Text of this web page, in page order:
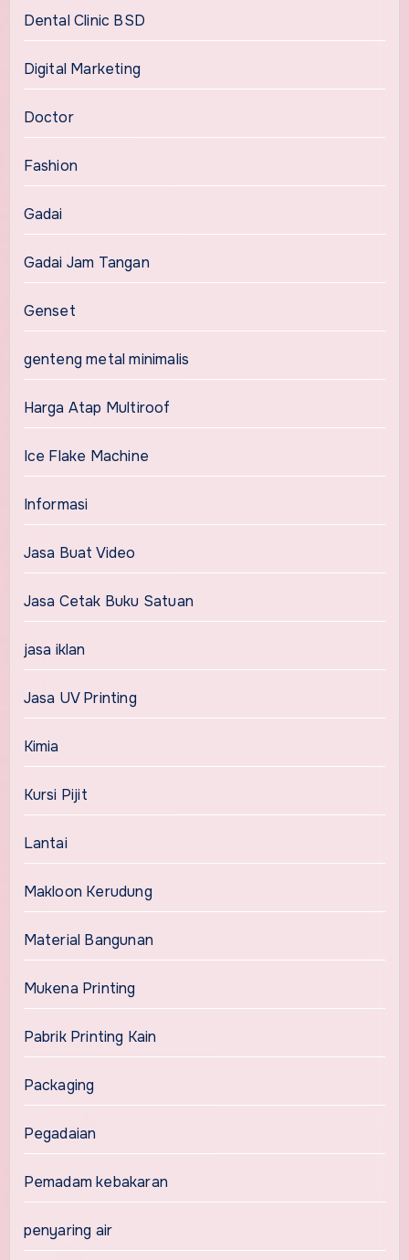
Dental Clinic BSD
Digital Marketing
Doctor
Fashion
Gadai
Gadai Jam Tangan
Genset
genteng metal minimalis
Harga Atap Multiroof
Ice Flake Machine
Informasi
Jasa Buat Video
Jasa Cetak Buku Satuan
jasa iklan
Jasa UV Printing
Kimia
Kursi Pijit
Lantai
Makloon Kerudung
Material Bangunan
Mukena Printing
Pabrik Printing Kain
Packaging
Pegadaian
Pemadam kebakaran
penyaring air